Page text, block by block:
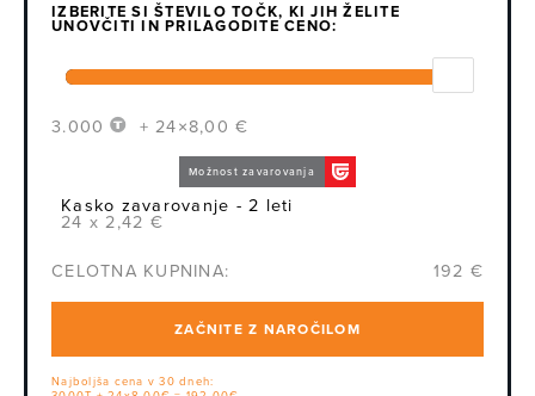
IZBERITE SI ŠTEVILO TOČK, KI JIH ŽELITE
UNOVČITI IN PRILAGODITE CENO:
3.000 + 24×8,00 €
Možnost zavarovanja
Kasko zavarovanje - 2 leti
24 x 2,42 €
CELOTNA KUPNINA: 192 €
ZAČNITE Z NAROČILOM
Najboljša cena v 30 dneh: